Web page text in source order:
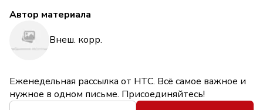
Автор материала
Внеш. корр.
Еженедельная рассылка от НТС. Всё самое важное и
нужное в одном письме. Присоединяйтесь!